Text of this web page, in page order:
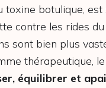
toxine botulique, est
contre les rides
sont bien plus
thérapeutique,
équilibrer et